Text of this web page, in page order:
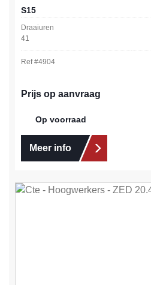
S15
Draaiuren
41
Ref #4904
Prijs op aanvraag
Op voorraad
Meer info